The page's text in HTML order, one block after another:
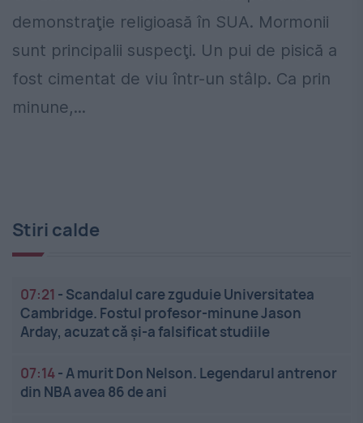
demonstraţie religioasă în SUA. Mormonii
sunt principalii suspecţi. Un pui de pisică a
fost cimentat de viu într-un stâlp. Ca prin
minune,...
Stiri calde
07:21 - Scandalul care zguduie Universitatea
Cambridge. Fostul profesor-minune Jason
Arday, acuzat că și-a falsificat studiile
07:14-A murit Don Nelson. Legendarul antrenor
din NBA avea 86 de ani